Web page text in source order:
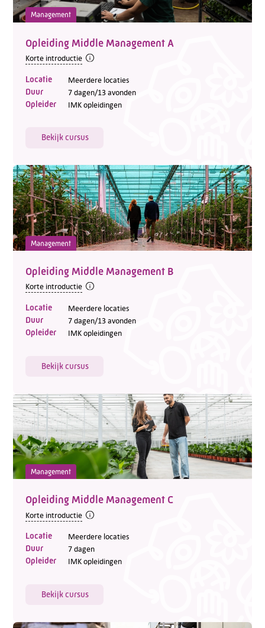
Management
Opleiding Middle Management A
Korte introductie
Locatie Meerdere locaties
Duur 7 dagen/13 avonden
Opleider IMK opleidingen
Bekijk cursus
Management
Opleiding Middle Management B
Korte introductie
Locatie Meerdere locaties
Duur 7 dagen/13 avonden
Opleider IMK opleidingen
Bekijk cursus
Management
Opleiding Middle Management C
Korte introductie
Locatie Meerdere locaties
Duur 7 dagen
Opleider IMK opleidingen
Bekijk cursus